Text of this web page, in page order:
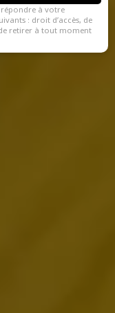
à votre
: droit d’accès, de
retirer à tout moment